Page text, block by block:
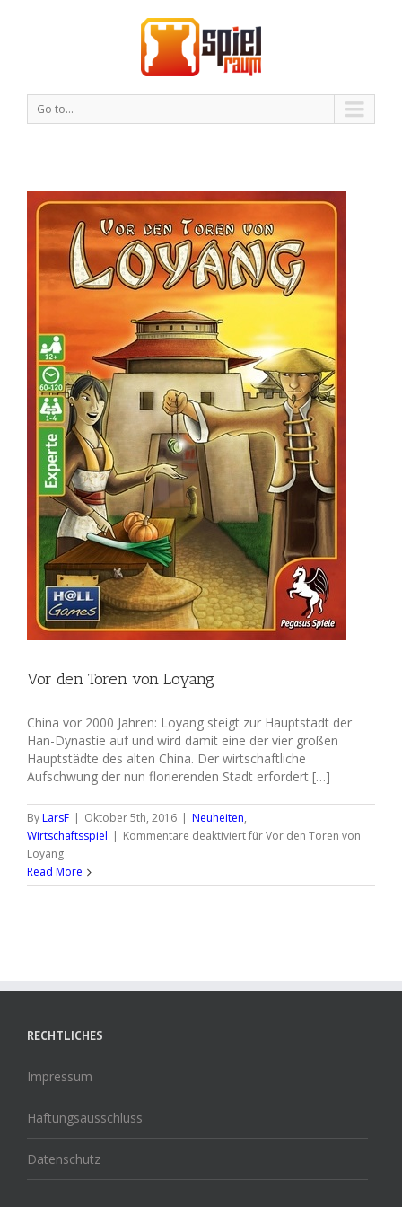
Go to...
Vor den Toren von Loyang
China vor 2000 Jahren: Loyang steigt zur Hauptstadt der
Han-Dynastie auf und wird damit eine der vier großen
Hauptstädte des alten China. Der wirtschaftliche
Aufschwung der nun florierenden Stadt erfordert […]
ByLarsF | Oktober 5th, 2016 | Neuheiten,
Wirtschaftsspiel | Kommentare deaktiviertfür Vor den Toren von
Loyang
Read More
RECHTLICHES
Impressum
Haftungsausschluss
Datenschutz